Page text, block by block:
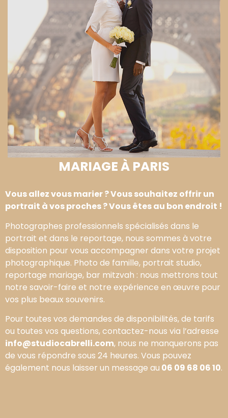
MARIAGE À PARIS
Vous allez vous marier ? Vous souhaitez offrir un
portrait à vos proches ? Vous êtes au bon endroit !
Photographes professionnels spécialisés dans le
portrait et dans le reportage, nous sommes à votre
disposition pour vous accompagner dans votre projet
photographique. Photo de famille, portrait studio,
reportage mariage, bar mitzvah : nous mettrons tout
notre savoir-faire et notre expérience en œuvre pour
vos plus beaux souvenirs.
Pour toutes vos demandes de disponibilités, de tarifs
ou toutes vos questions, contactez-nous via l’adresse
info@studiocabrelli.com, nous ne manquerons pas
de vous répondre sous 24 heures. Vous pouvez
également nous laisser un message au 06 09 68 06 10.